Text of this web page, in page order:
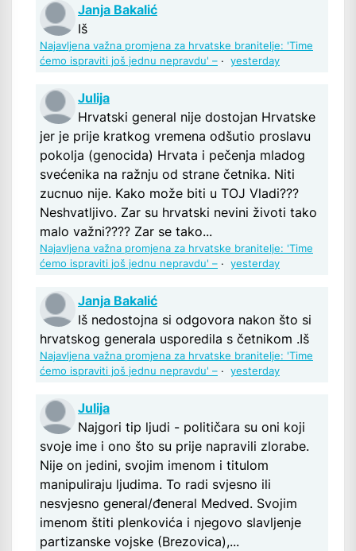
Janja Bakalić
Iš
Najavljena važna promjena za hrvatske branitelje: 'Time
ćemo ispraviti još jednu nepravdu' – · yesterday
Julija
Hrvatski general nije dostojan Hrvatske
jer je prije kratkog vremena odšutio proslavu
pokolja (genocida) Hrvata i pečenja mladog
svećenika na ražnju od strane četnika. Niti
zucnuo nije. Kako može biti u TOJ Vladi???
Neshvatljivo. Zar su hrvatski nevini životi tako
malo važni???? Zar se tako...
Najavljena važna promjena za hrvatske branitelje: 'Time
ćemo ispraviti još jednu nepravdu' – · yesterday
Janja Bakalić
Iš nedostojna si odgovora nakon što si
hrvatskog generala usporedila s četnikom .Iš
Najavljena važna promjena za hrvatske branitelje: 'Time
ćemo ispraviti još jednu nepravdu' – · yesterday
Julija
Najgori tip ljudi - političara su oni koji
svoje ime i ono što su prije napravili zlorabe.
Nije on jedini, svojim imenom i titulom
manipuliraju ljudima. To radi svjesno ili
nesvjesno general/đeneral Medved. Svojim
imenom štiti plenkovića i njegovo slavljenje
partizanske vojske (Brezovica),...